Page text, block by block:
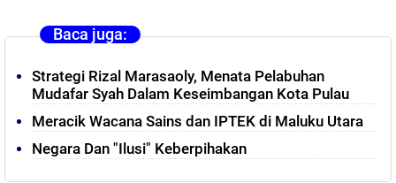
Baca juga:
Strategi Rizal Marasaoly, Menata Pelabuhan
Mudafar Syah Dalam Keseimbangan Kota Pulau
Meracik Wacana Sains dan IPTEK di Maluku Utara
Negara Dan "Ilusi" Keberpihakan